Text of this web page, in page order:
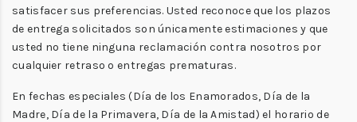
satisfacer sus preferencias. Usted reconoce que los plazos
de entrega solicitados son únicamente estimaciones y que
usted no tiene ninguna reclamación contra nosotros por
cualquier retraso o entregas prematuras.
En fechas especiales (Día de los Enamorados, Día de la
Madre, Día de la Primavera, Día de la Amistad) el horario de